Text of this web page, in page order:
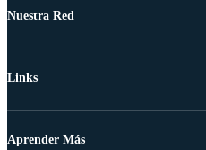
Nuestra Red
Links
Aprender Más